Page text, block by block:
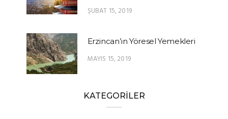
ŞUBAT 15, 2019
Erzincan’ın Yöresel Yemekleri
MAYIS 15, 2019
KATEGORİLER